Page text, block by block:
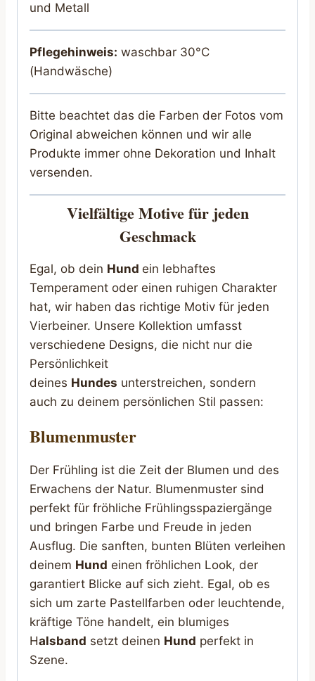
und Metall
Pflegehinweis: waschbar 30°C
(Handwäsche)
Bitte beachtet das die Farben der Fotos vom
Original abweichen können und wir alle
Produkte immer ohne Dekoration und Inhalt
versenden.
Vielfältige Motive für jeden
Geschmack
Egal, ob dein Hund ein lebhaftes
Temperament oder einen ruhigen Charakter
hat, wir haben das richtige Motiv für jeden
Vierbeiner. Unsere Kollektion umfasst
verschiedene Designs, die nicht nur die
Persönlichkeit
deines Hundes unterstreichen, sondern
auch zu deinem persönlichen Stil passen:
Blumenmuster
Der Frühling ist die Zeit der Blumen und des
Erwachens der Natur. Blumenmuster sind
perfekt für fröhliche Frühlingsspaziergänge
und bringen Farbe und Freude in jeden
Ausflug. Die sanften, bunten Blüten verleihen
deinem Hund einen fröhlichen Look, der
garantiert Blicke auf sich zieht. Egal, ob es
sich um zarte Pastellfarben oder leuchtende,
kräftige Töne handelt, ein blumiges
Halsband setzt deinen Hund perfekt in
Szene.